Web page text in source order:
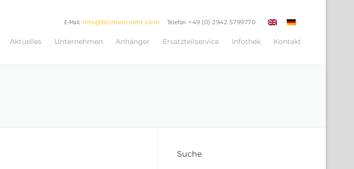
Telefon +49 (0) 2942 5799770
E-Mail info@blomenroehr.com
Aktuelles Unternehmen Anhänger Ersatzteilservice Infothek Kontakt
Suche